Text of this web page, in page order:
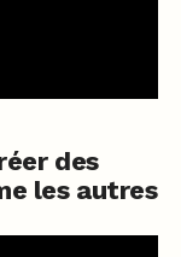
des
les autres